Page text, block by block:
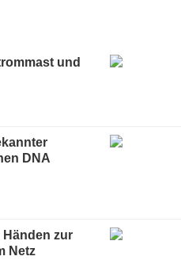
und
DNA
Händen zur
Netz